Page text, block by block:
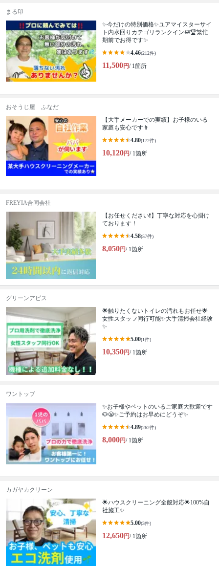
まる印
✨今だけの特別価格✨ユアマイスターサイ
ト内水回りカテゴリランクイン🛀🏆繁忙
期前でお得です✨
4.46(212件)
11,500円/ 1箇所
おそうじ屋 ふなだ
【大手メーカーでの実績】お子様のいる
家庭も安心です👨
4.80(172件)
10,120円/ 1箇所
FREYIA合同会社
【お任せください❗️】丁寧な対応を心掛け
ております！
4.58(57件)
8,050円/ 1箇所
グリーンアピス
🌟触りたくないトイレの汚れもお任せ🌟
女性スタッフ同行可能✨大手清掃会社経験
✨
5.00(1件)
10,350円/ 1箇所
ワントップ
✨お子様やペットのいるご家庭大歓迎です
🐶😬✨ご予約はお早めにどうぞ✨
4.89(262件)
8,000円/ 1箇所
カガヤカクリーン
🌟ハウスクリーニング全般対応🌟100%自
社施工✨
5.00(3件)
12,650円/ 1箇所